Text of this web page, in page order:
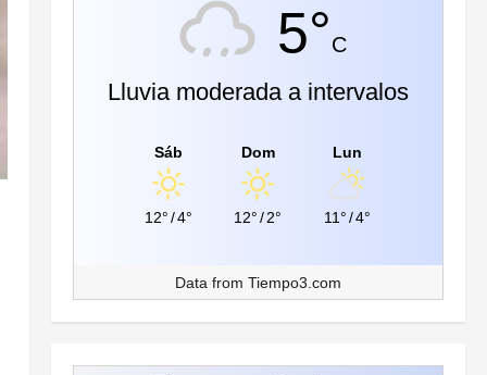
5°C
Lluvia moderada a intervalos
Sáb
12° /4°
Dom
12° /2°
Lun
11°/4°
Data from Tiempo3.com